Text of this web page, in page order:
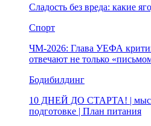
Сладость без вреда: какие
Спорт
ЧМ-2026: Глава УЕФА
отвечают не только
Бодибилдинг
10 ДНЕЙ ДО СТАРТА! |
подготовке | План питания